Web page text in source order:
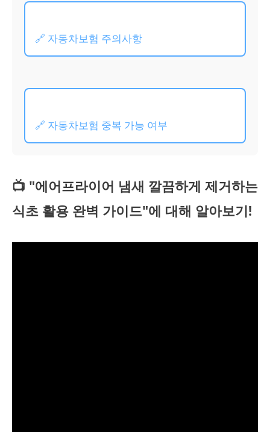
🔗 자동차보험 주의사항
🔗 자동차보험 중복 가능 여부
📺 "에어프라이어 냄새 깔끔하게 제거하는
식초 활용 완벽 가이드"에 대해 알아보기!